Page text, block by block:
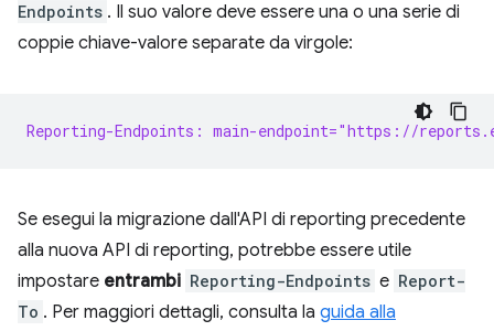
Endpoints . Il suo valore deve essere una o una serie di
coppie chiave-valore separate da virgole:
Reporting-Endpoints: main-endpoint="https://
Se esegui la migrazione dall'API di reporting precedente
alla nuova API di reporting, potrebbe essere utile
impostare entrambi Reporting-Endpoints e Report-
To . Per maggiori dettagli, consulta la guida alla